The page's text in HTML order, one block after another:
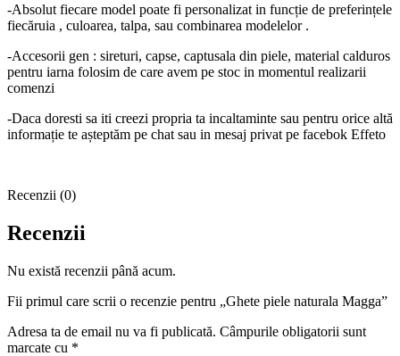
-Absolut fiecare model poate fi personalizat in funcție de preferințele
fiecăruia , culoarea, talpa, sau combinarea modelelor .
-Accesorii gen : sireturi, capse, captusala din piele, material calduros
pentru iarna folosim de care avem pe stoc in momentul realizarii
comenzi
-Daca doresti sa iti creezi propria ta incaltaminte sau pentru orice altă
informație te așteptăm pe chat sau in mesaj privat pe facebok Effeto
Recenzii (0)
Recenzii
Nu există recenzii până acum.
Fii primul care scrii o recenzie pentru „Ghete piele naturala Magga”
Adresa ta de email nu va fi publicată. Câmpurile obligatorii sunt
marcate cu *